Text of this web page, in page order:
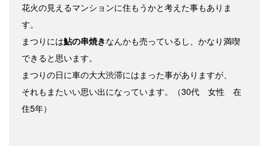
花火の見えるマンションに住もうかと考えた事もありま
す。
まつりには鮎の串焼きなんかも売っているし、かなり満喫
できると思います。
まつりの日に車の大大渋滞にはまった事がありますが、
それもまたいい思い出になっています。（30代 女性 在
住5年）